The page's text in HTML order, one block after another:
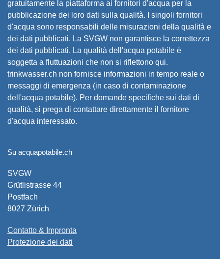
gratuitamente la piattaforma ai fornitori d'acqua per la
pubblicazione dei loro dati sulla qualità. I singoli fornitori
d'acqua sono responsabili delle misurazioni della qualità e
dei dati pubblicati. La SVGW non garantisce la correttezza
dei dati pubblicati. La qualità dell'acqua potabile è
soggetta a fluttuazioni che non si riflettono qui.
trinkwasser.ch non fornisce informazioni in tempo reale o
messaggi di emergenza (in caso di contaminazione
dell'acqua potabile). Per domande specifiche sui dati di
qualità, si prega di contattare direttamente il fornitore
d'acqua interessato.
Su acquapotabile.ch
SVGW
Grütlistrasse 44
Postfach
8027 Zürich
Contatto & Impronta
Protezione dei dati